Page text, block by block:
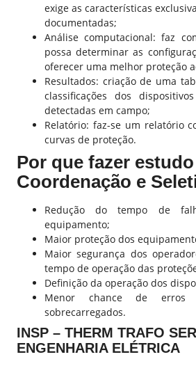
exige as características
documentadas;
Análise computacional: faz
possa determinar as
oferecer uma melhor proteção
Resultados: criação de uma
classificações dos
detectadas em campo;
Relatório: faz-se um relatório
curvas de proteção.
Por que fazer
Coordenação e
Redução do tempo de
equipamento;
Maior proteção dos
Maior segurança dos
tempo de operação das
Definição da operação dos
Menor chance de erros
sobrecarregados.
INSP – THERM TRAFO
ENGENHARIA ELÉTRICA